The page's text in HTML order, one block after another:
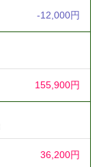
-12,000円
155,900円
36,200円